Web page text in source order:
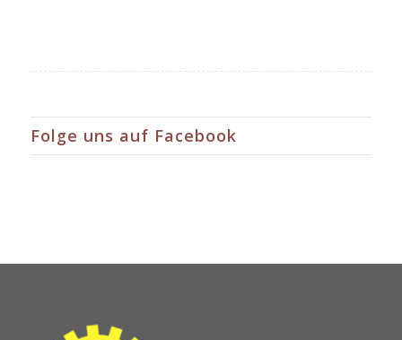
Folge uns auf Facebook